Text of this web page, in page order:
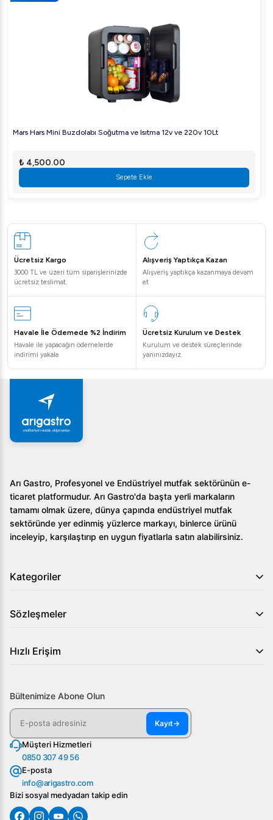
Mars Hars Mini Buzdolabı Soğutma ve Isıtma 12v ve 220v 10Lt
₺ 4,500.00
Sepete Ekle
Ücretsiz Kargo
3000 TL ve üzeri tüm siparişlerinizde
ücretsiz teslimat.
Alışveriş Yaptıkça Kazan
Alışveriş yaptıkça kazanmaya devam
et
Havale İle Ödemede %2 İndirim
Havale ile yapacağın ödemelerde
indirimi yakala
Ücretsiz Kurulum ve Destek
Kurulum ve destek süreçlerinde
yanınızdayız.
Arı Gastro, Profesyonel ve Endüstriyel mutfak sektörünün e-
ticaret platformudur. Arı Gastro'da başta yerli markaların
tamamı olmak üzere, dünya çapında endüstriyel mutfak
sektöründe yer edinmiş yüzlerce markayı, binlerce ürünü
inceleyip, karşılaştırıp en uygun fiyatlarla satın alabilirsiniz.
Kategoriler
Sözleşmeler
Hızlı Erişim
Bültenimize Abone Olun
Kayıt→
Müşteri Hizmetleri
0850 307 49 56
E-posta
info@arigastro.com
Bizi sosyal medyadan takip edin